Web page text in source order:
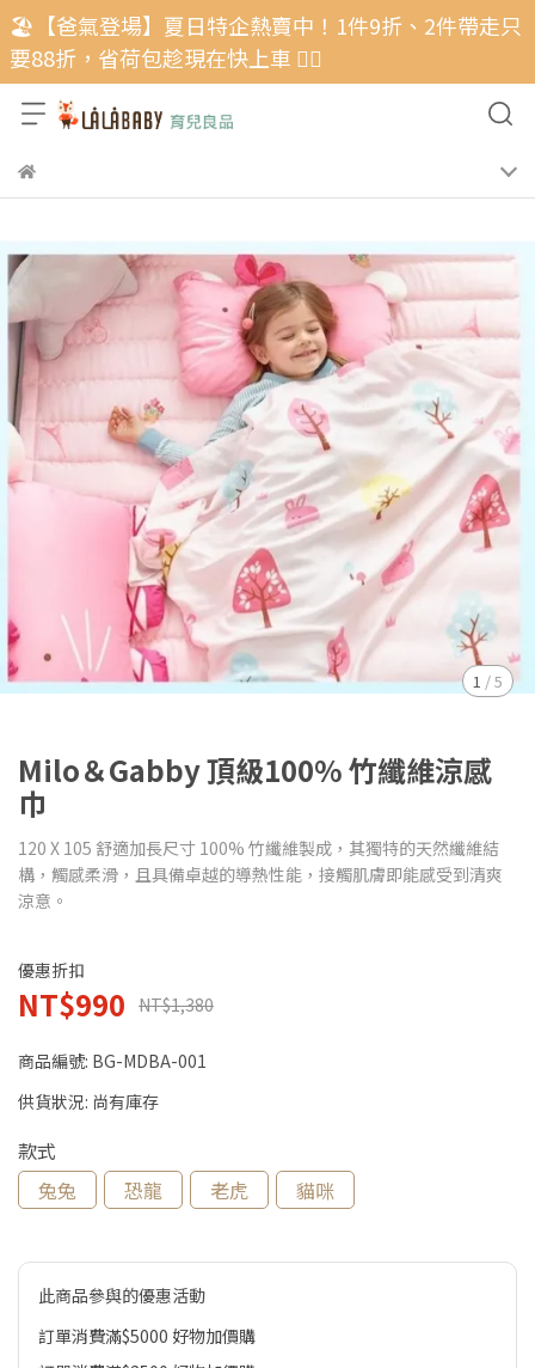
🏖️【爸氣登場】夏日特企熱賣中！1件9折、2件帶走只
要88折，省荷包趁現在快上車 🏃‍♂️
1 /5
Milo＆Gabby 頂級100% 竹纖維涼感
巾
120 X 105 舒適加長尺寸 100% 竹纖維製成，其獨特的天然纖維結
構，觸感柔滑，且具備卓越的導熱性能，接觸肌膚即能感受到清爽
涼意。
優惠折扣
NT$990 NT$1,380
商品編號: BG-MDBA-001
供貨狀況: 尚有庫存
款式
兔兔
恐龍 老虎 貓咪
此商品參與的優惠活動
訂單消費滿$5000 好物加價購